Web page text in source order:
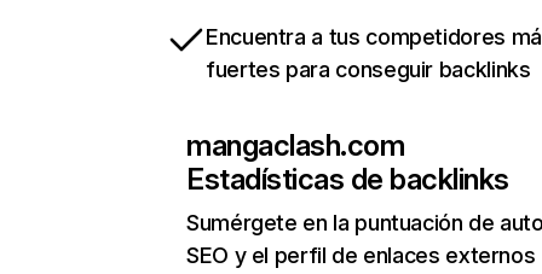
Encuentra a tus competidores
fuertes para conseguir backlinks
mangaclash.com
Estadísticas de backlinks
Sumérgete en la puntuación de
SEO y el perfil de enlaces externos